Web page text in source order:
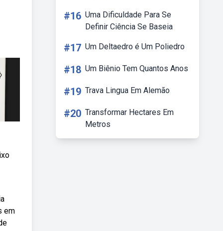
em
#16 Uma Dificuldade Para Se
Definir Ciência Se Baseia
#17 Um Deltaedro é Um Poliedro
#18 Um Biênio Tem Quantos Anos
#19 Trava Lingua Em Alemão
#20 Transformar Hectares Em
Metros